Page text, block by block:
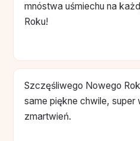
mnóstwa uśmiechu na
Roku!
Szczęśliwego Nowego
same piękne chwile, super
zmartwień.